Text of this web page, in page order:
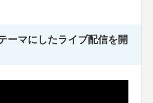
ーマにしたライブ配信を開